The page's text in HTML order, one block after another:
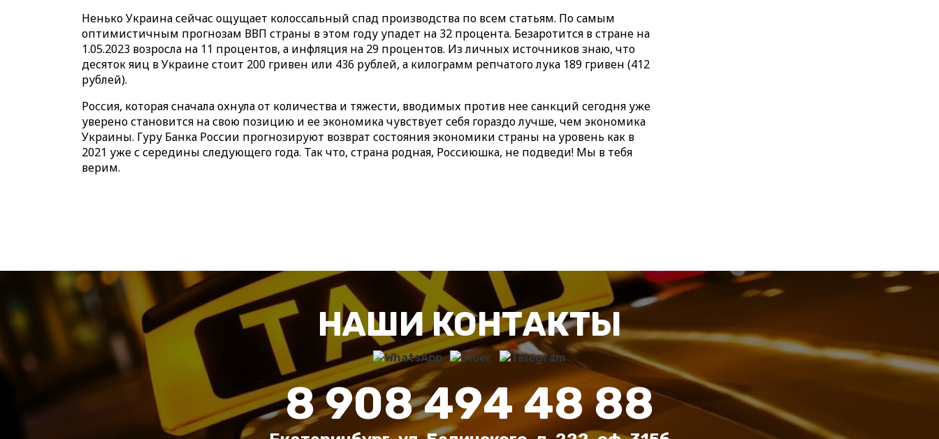
Ненько Украина сейчас ощущает колоссальный спад производства по всем статьям. По самым
оптимистичным прогнозам ВВП страны в этом году упадет на 32 процента. Безаротится в стране на
1.05.2023 возросла на 11 процентов, а инфляция на 29 процентов. Из личных источников знаю, что
десяток яиц в Украине стоит 200 гривен или 436 рублей, а килограмм репчатого лука 189 гривен (412
рублей).
Россия, которая сначала охнула от количества и тяжести, вводимых против нее санкций сегодня уже
уверено становится на свою позицию и ее экономика чувствует себя гораздо лучше, чем экономика
Украины. Гуру Банка России прогнозируют возврат состояния экономики страны на уровень как в
2021 уже с середины следующего года. Так что, страна родная, Россиюшка, не подведи! Мы в тебя
верим.
НАШИ КОНТАКТЫ
8 908 494 48 88